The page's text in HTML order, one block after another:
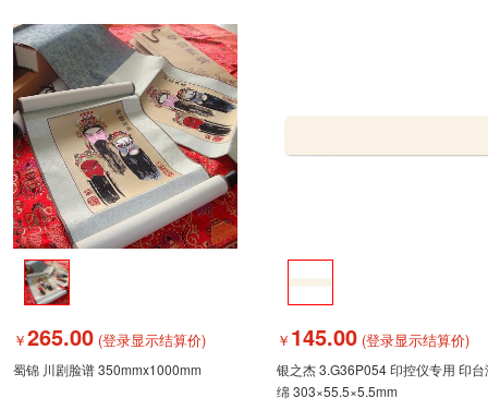
￥265.00 (登录显示结算价)
蜀锦 川剧脸谱 350mmx1000mm
￥ 145.00 (登录显示结算价)
银之杰 3.G36P054 印控仪专用 印台
绵 303×55.5×5.5mm